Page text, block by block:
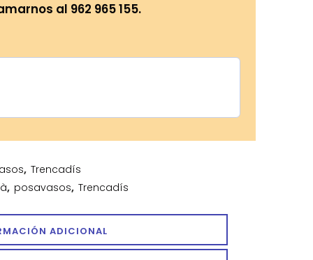
al 962 965 155.
, Trencadís
, posavasos, Trencadís
ADICIONAL